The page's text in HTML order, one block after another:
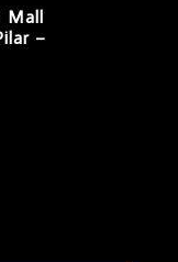
Mall
–